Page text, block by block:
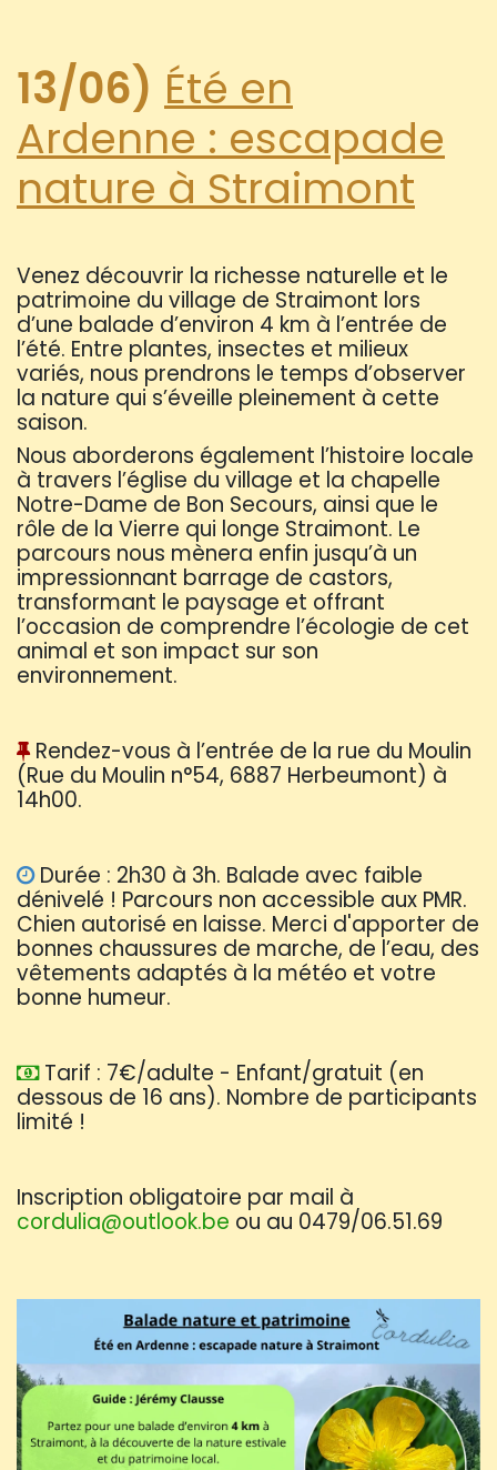
13/06) Été en
Ardenne : escapade
nature à Straimont
Venez découvrir la richesse naturelle et le
patrimoine du village de Straimont lors
d’une balade d’environ 4 km à l’entrée de
l’été. Entre plantes, insectes et milieux
variés, nous prendrons le temps d’observer
la nature qui s’éveille pleinement à cette
saison.
Nous aborderons également l’histoire locale
à travers l’église du village et la chapelle
Notre-Dame de Bon Secours, ainsi que le
rôle de la Vierre qui longe Straimont. Le
parcours nous mènera enfin jusqu’à un
impressionnant barrage de castors,
transformant le paysage et offrant
l’occasion de comprendre l’écologie de cet
animal et son impact sur son
environnement.
Rendez-vous à l’entrée de la rue du Moulin
(Rue du Moulin n°54, 6887 Herbeumont) à
14h00.
Durée : 2h30 à 3h. Balade avec faible
dénivelé ! Parcours non accessible aux PMR.
Chien autorisé en laisse. Merci d'apporter de
bonnes chaussures de marche, de l’eau, des
vêtements adaptés à la météo et votre
bonne humeur.
Tarif : 7€/adulte - Enfant/gratuit (en
dessous de 16 ans). Nombre de participants
limité !
Inscription obligatoire par mail à
cordulia@outlook.be ou au 0479/06.51.69